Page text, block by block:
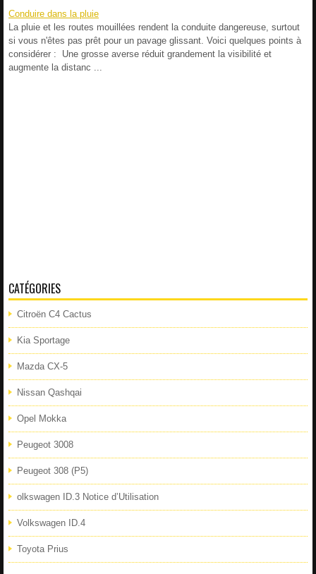
Conduire dans la pluie
La pluie et les routes mouillées rendent la conduite dangereuse, surtout
si vous n'êtes pas prêt pour un pavage glissant. Voici quelques points à
considérer : Une grosse averse réduit grandement la visibilité et
augmente la distanc ...
CATÉGORIES
Citroën C4 Cactus
Kia Sportage
Mazda CX-5
Nissan Qashqai
Opel Mokka
Peugeot 3008
Peugeot 308 (P5)
olkswagen ID.3 Notice d’Utilisation
Volkswagen ID.4
Toyota Prius